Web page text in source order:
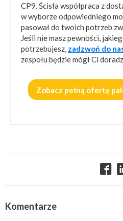
CP9. Ścisła współpraca z
w wyborze odpowiedniego
pasował do twoich potrzeb
Jeśli nie masz pewności,
potrzebujesz, zadzwoń do
zespołu będzie mógł Ci
Zobacz pełną ofertę
Komentarze